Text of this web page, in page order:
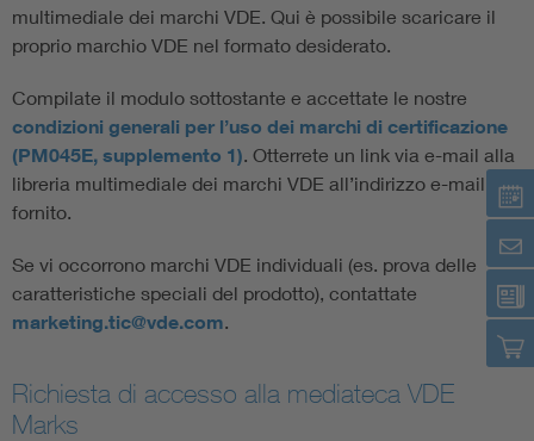
multimediale dei marchi VDE. Qui è possibile scaricare il
proprio marchio VDE nel formato desiderato.
Compilate il modulo sottostante e accettate le nostre
condizioni generali per l’uso dei marchi di certificazione
(PM045E, supplemento 1) . Otterrete un link via e-mail alla
libreria multimediale dei marchi VDE all’indirizzo e-mail
fornito.
Se vi occorrono marchi VDE individuali (es. prova delle
caratteristiche speciali del prodotto), contattate
marketing.tic@vde.com
Richiesta di accesso alla mediateca VDE
Marks